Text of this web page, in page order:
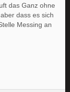
das Ganz ohne
dass es sich
Messing an